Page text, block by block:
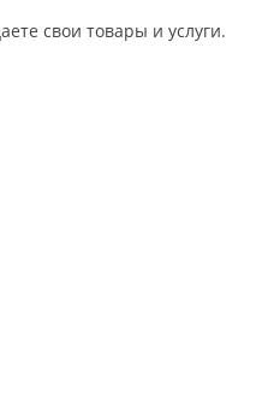
свои товары и услуги.